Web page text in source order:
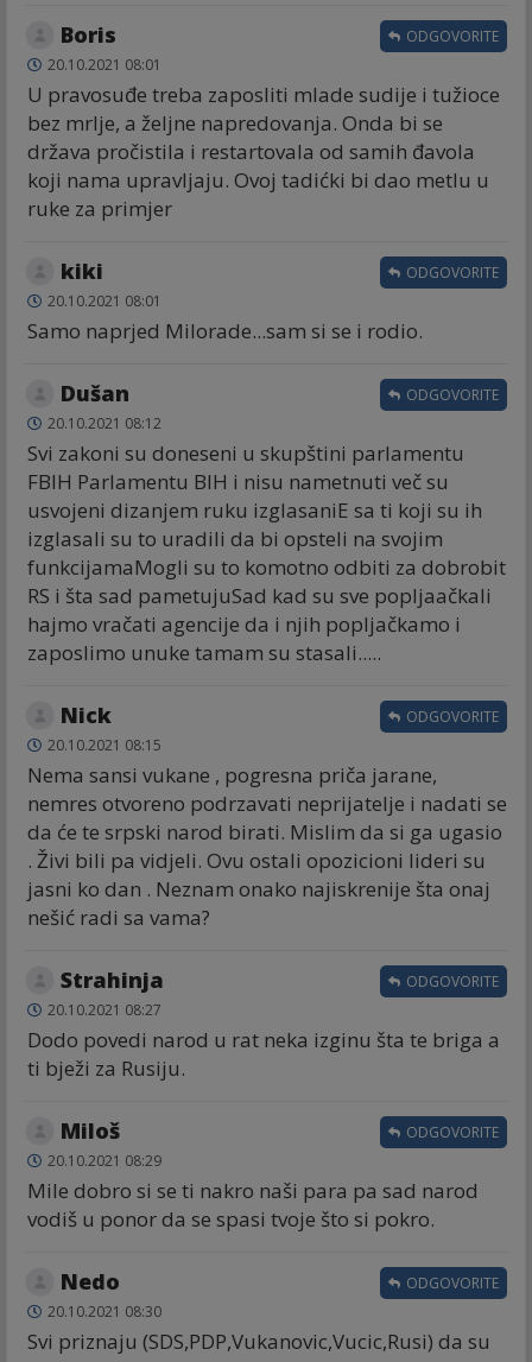
Boris
20.10.2021 08:01
U pravosuđe treba zaposliti mlade sudije i tužioce
bez mrlje, a željne napredovanja. Onda bi se
država pročistila i restartovala od samih đavola
koji nama upravljaju. Ovoj tadićki bi dao metlu u
ruke za primjer
ODGOVORITE
kiki
20.10.2021 08:01
Samo naprjed Milorade...sam si se i rodio.
ODGOVORITE
Dušan
20.10.2021 08:12
Svi zakoni su doneseni u skupštini parlamentu
FBIH Parlamentu BIH i nisu nametnuti več su
usvojeni dizanjem ruku izglasaniE sa ti koji su ih
izglasali su to uradili da bi opsteli na svojim
funkcijamaMogli su to komotno odbiti za dobrobit
RS i šta sad pametujuSad kad su sve popljaačkali
hajmo vračati agencije da i njih popljačkamo i
zaposlimo unuke tamam su stasali.....
ODGOVORITE
Nick
20.10.2021 08:15
Nema sansi vukane , pogresna priča jarane,
nemres otvoreno podrzavati neprijatelje i nadati se
da će te srpski narod birati. Mislim da si ga ugasio
. Živi bili pa vidjeli. Ovu ostali opozicioni lideri su
jasni ko dan . Neznam onako najiskrenije šta onaj
nešić radi sa vama?
ODGOVORITE
Strahinja
20.10.2021 08:27
Dodo povedi narod u rat neka izginu šta te briga a
ti bježi za Rusiju.
ODGOVORITE
Miloš
20.10.2021 08:29
Mile dobro si se ti nakro naši para pa sad narod
vodiš u ponor da se spasi tvoje što si pokro.
ODGOVORITE
Nedo
20.10.2021 08:30
Svi priznaju (SDS,PDP,Vukanovic,Vucic,Rusi) da su
ODGOVORITE